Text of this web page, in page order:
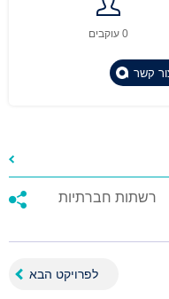
0 עוקבים
קשר
רשתות חברתיות
לפרויקט הבא